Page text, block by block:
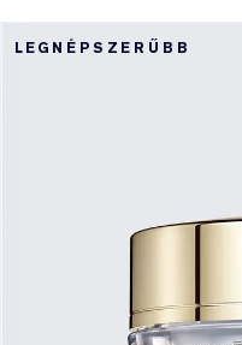
LEGNÉPSZERŰBB